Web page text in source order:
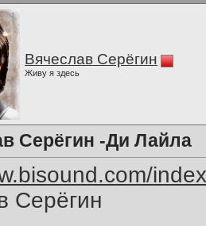
Вячеслав Серёгин
Живу я здесь
Серёгин -Ди Лайла
Серёгин